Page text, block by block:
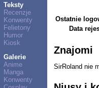
Teksty
Recenzje
Konwenty
Felietony
Humor
Kiosk
Galerie
Anime
Manga
Konwenty
Ostatnie
Data
Znajomi
SirRoland nie